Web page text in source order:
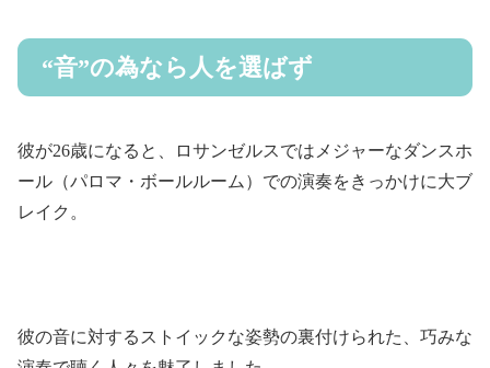
“音”の為なら人を選ばず
彼が26歳になると、ロサンゼルスではメジャーなダンスホ
ール（パロマ・ボールルーム）での演奏をきっかけに大ブ
レイク。
彼の音に対するストイックな姿勢の裏付けられた、巧みな